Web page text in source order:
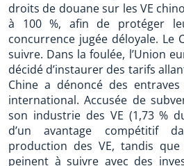
droits de douane sur les VE
à 100 %, afin de protéger
concurrence jugée déloyale. Le
suivre. Dans la foulée, l’Union
décidé d’instaurer des tarifs
Chine a dénoncé des
international. Accusée de
son industrie des VE (1,73 %
d’un avantage compétitif
production des VE, tandis que
peinent à suivre avec des